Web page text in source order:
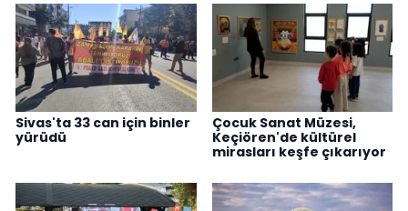
Sivas'ta 33 can için binler
yürüdü
Çocuk Sanat Müzesi,
Keçiören'de kültürel
mirasları keşfe çıkarıyor